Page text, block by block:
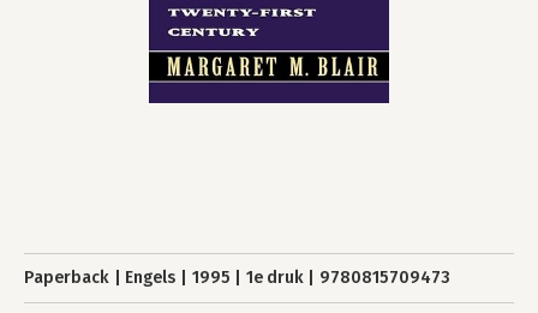
Paperback Engels 1995 1e druk 9780815709473